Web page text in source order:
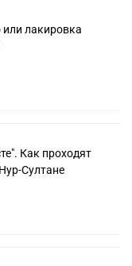
или лакировка
Как проходят
Султане